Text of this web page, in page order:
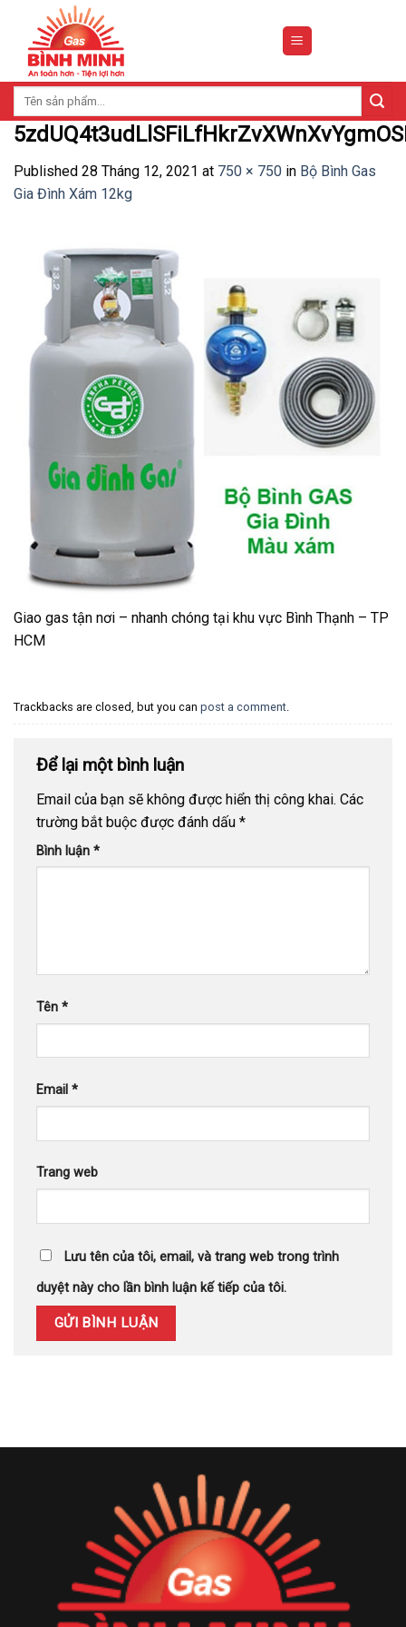
content
Published 28 Tháng 12, 2021 at 750 × 750 in Bộ Bình Gas
Gia Đình Xám 12kg
Giao gas tận nơi – nhanh chóng tại khu vực Bình Thạnh – TP
HCM
Trackbacks are closed, but you can post a comment.
Để lại một bình luận
Email của bạn sẽ không được hiển thị công khai. Các
trường bắt buộc được đánh dấu *
Bình luận *
Tên *
Email *
Trang web
Lưu tên của tôi, email, và trang web trong trình
duyệt này cho lần bình luận kế tiếp của tôi.